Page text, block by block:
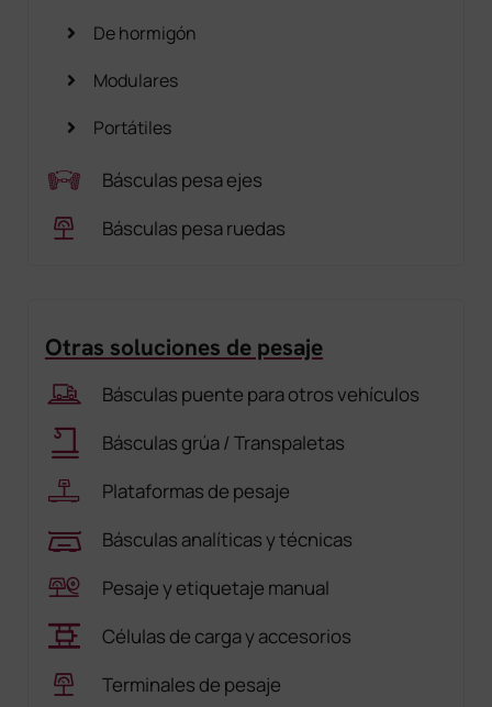
De hormigón
Modulares
Portátiles
Básculas pesa ejes
Básculas pesa ruedas
Otras soluciones de pesaje
Básculas puente para otros vehículos
Básculas grúa / Transpaletas
Plataformas de pesaje
Básculas analíticas y técnicas
Pesaje y etiquetaje manual
Células de carga y accesorios
Terminales de pesaje